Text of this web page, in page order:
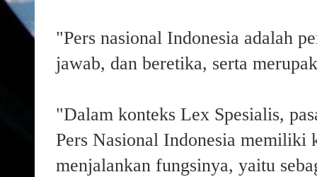
"Pers nasional Indonesia adalah
jawab, dan beretika, serta
"Dalam konteks Lex Spesialis,
Pers Nasional Indonesia memiliki
menjalankan fungsinya, yaitu